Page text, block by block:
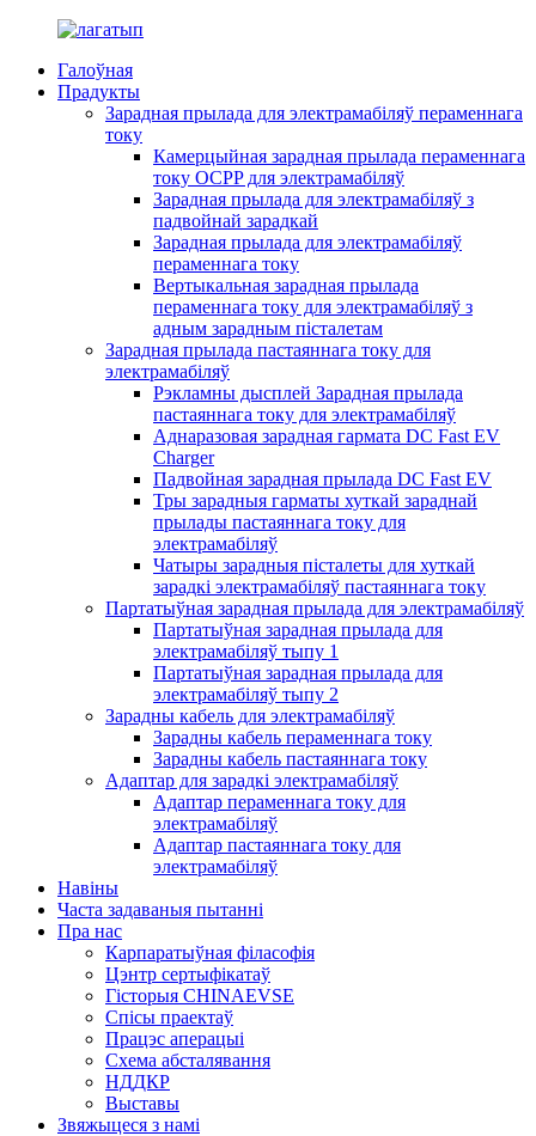
Галоўная
Прадукты
Зарадная прылада для электрамабіляў пераменнага
току
Камерцыйная зарадная прылада пераменнага
току OCPP для электрамабіляў
Зарадная прылада для электрамабіляў з
падвойнай зарадкай
Зарадная прылада для электрамабіляў
пераменнага току
Вертыкальная зарадная прылада
пераменнага току для электрамабіляў з
адным зарадным пісталетам
Зарадная прылада пастаяннага току для
электрамабіляў
Рэкламны дысплей Зарадная прылада
пастаяннага току для электрамабіляў
Аднаразовая зарадная гармата DC Fast EV
Charger
Падвойная зарадная прылада DC Fast EV
Тры зарадныя гарматы хуткай зараднай
прылады пастаяннага току для
электрамабіляў
Чатыры зарадныя пісталеты для хуткай
зарадкі электрамабіляў пастаяннага току
Партатыўная зарадная прылада для электрамабіляў
Партатыўная зарадная прылада для
электрамабіляў тыпу 1
Партатыўная зарадная прылада для
электрамабіляў тыпу 2
Зарадны кабель для электрамабіляў
Зарадны кабель пераменнага току
Зарадны кабель пастаяннага току
Адаптар для зарадкі электрамабіляў
Адаптар пераменнага току для
электрамабіляў
Адаптар пастаяннага току для
электрамабіляў
Навіны
Часта задаваныя пытанні
Пра нас
Карпаратыўная філасофія
Цэнтр сертыфікатаў
Гісторыя CHINAEVSE
Спісы праектаў
Працэс аперацыі
Схема абсталявання
НДДКР
Выставы
Звяжыцеся з намі